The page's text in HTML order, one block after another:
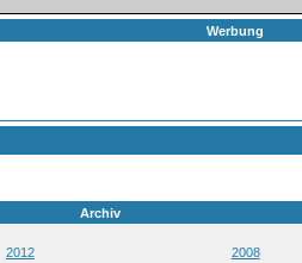
Werbung
Archiv
2012
2008